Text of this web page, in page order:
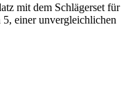
mit dem Schlägerset für
einer unvergleichlichen